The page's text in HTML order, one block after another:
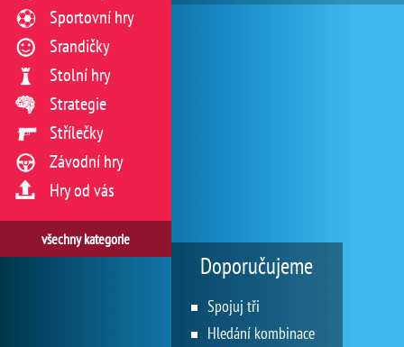
Sportovní hry
Srandičky
Stolní hry
Strategie
Střílečky
Závodní hry
Hry od vás
všechny kategorie
Doporučujeme
Spojuj tři
Hledání kombinace